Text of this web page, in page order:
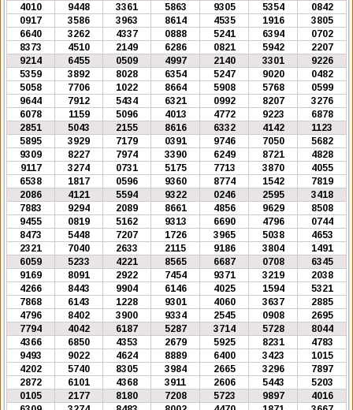
4010
9448 3361 5863 9305 5354
0842
0917
3586 3963 8614 4535 1916
3805
6640
3262 4337 0888 5241 6394
0702
8373
4510 2149 6286 0821 5942
2207
9214
6455 0509 4997 2140 3301
9226
5359
3892 8028 6354 5247 9020
0482
5058
7706 1022 8664 5908 5768
0599
9644
7912 5434 6321 0992 8207
3276
6078
1159 5096 4013 4772 9223
6878
2851
5043 2155 8616 6332 4142
1123
5895
3929 7179 0391 9746 7050
5682
9309
8227 7974 3390 6249 8721
4828
9117
3274 0731 5175 7713 3870
4055
6538
1817 0596 9360 8774 1542
7819
2086
4121 5594 9322 0246 2595
3418
7883
9294 2089 8661 4856 9629
8508
9455
0819 5162 9313 6690 4796
0744
8473
5448 7207 1726 3965 5038
4653
2321
7040 2633 2115 9186 3804
1491
6059
5233 4221 8565 6687 0708
6345
9169
8091 2922 7454 9371 3219
2038
4266
8443 9904 6146 4025 1594
5321
7868
6143 1228 9301 4060 3637
2885
4796
8402 3900 9334 2545 0908
2695
7794
4042 6187 5287 3714 5728
8044
4366
6850 4353 2679 5925 8231
4783
9493
9022 4624 8889 6400 3423
1015
4202
5740 8305 3984 2665 3296
7897
2872
6101 4368 3911 2606 5443
5203
0105
2177 8180 7208 5723 9897
4016